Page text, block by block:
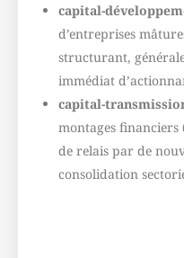
capital-
d’entreprises
structurant,
immédiat
capital-
montages financiers
de relais par de
consolidation